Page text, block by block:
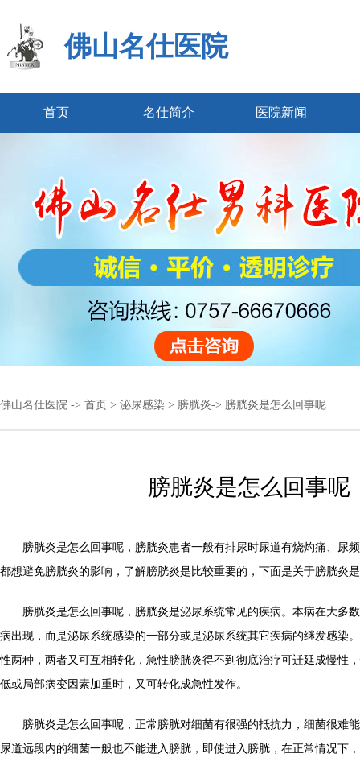
佛山名仕医院
首页 名仕简介 医院新闻
佛山名仕医院 -> 首页 > 泌尿感染 > 膀胱炎-> 膀胱炎是怎么回事呢
膀胱炎是怎么回事呢
膀胱炎是怎么回事呢，膀胱炎患者一般有排尿时尿道有烧灼痛、尿
都想避免膀胱炎的影响，了解膀胱炎是比较重要的，下面是关于膀胱炎
膀胱炎是怎么回事呢，膀胱炎是泌尿系统常见的疾病。本病在大多
病出现，而是泌尿系统感染的一部分或是泌尿系统其它疾病的继发感染
性两种，两者又可互相转化，急性膀胱炎得不到彻底治疗可迁延成慢性
低或局部病变因素加重时，又可转化成急性发作。
膀胱炎是怎么回事呢，正常膀胱对细菌有很强的抵抗力，细菌很难
尿道远段内的细菌一般也不能进入膀胱，即使进入膀胱，在正常情况下